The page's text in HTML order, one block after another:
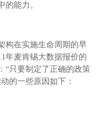
的能力。
构在实施生命周期的早
年麦肯锡大数据报价的
“只要制定了正确的政策
的一些原因如下：